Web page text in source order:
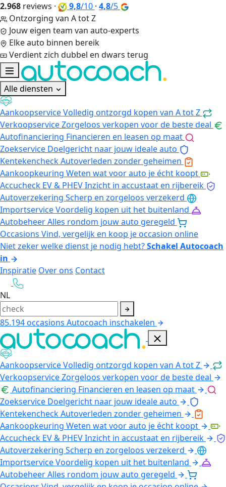
2.968 reviews · 9,8/10 · 4,8/5
Ontzorging van A tot Z
Jouw eigen team van auto-experts
Elke auto binnen bereik
Verdient zich dubbel en dwars terug
Alle diensten
AankoopserviceVolledig ontzorgd kopen van A tot Z
VerkoopserviceZorgeloos verkopen voor de beste deal
Autofinanciering Financieren en leasen op maat
Zoekservice Doelgericht naar jouw ideale auto
KentekencheckAutoverleden zonder geheimen
Aankoopkeuring Weten wat voor auto je écht koopt
Accucheck EV & PHEVInzicht in accustaat en rijbereik
Autoverzekering Scherp en zorgeloos verzekerd
ImportserviceVoordelig kopen uit het buitenland
AutobeheerAlles rondom jouw auto geregeld
Occasions Vind, vergelijk en koop je occasion online
Niet zeker welke dienst je nodig hebt?Schakel Autocoach
in
Inspiratie Over ons Contact
NL
85.194occasions Autocoach inschakelen
AankoopserviceVolledig ontzorgd kopen van A tot Z
VerkoopserviceZorgeloos verkopen voor de beste deal
Autofinanciering Financieren en leasen op maat
Zoekservice Doelgericht naar jouw ideale auto
KentekencheckAutoverleden zonder geheimen
Aankoopkeuring Weten wat voor auto je écht koopt
Accucheck EV & PHEVInzicht in accustaat en rijbereik
Autoverzekering Scherp en zorgeloos verzekerd
ImportserviceVoordelig kopen uit het buitenland
AutobeheerAlles rondom jouw auto geregeld